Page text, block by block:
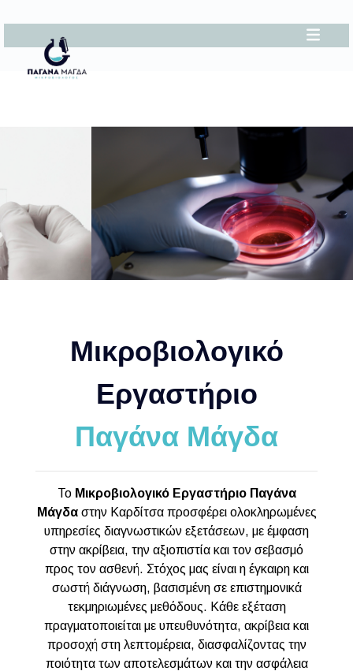
Μικροβιολογικό
Εργαστήριο
Παγάνα Μάγδα
Το Μικροβιολογικό Εργαστήριο Παγάνα
Μάγδαστην Καρδίτσα προσφέρει ολοκληρωμένες
υπηρεσίες διαγνωστικών εξετάσεων, με έμφαση
στην ακρίβεια, την αξιοπιστία και τον σεβασμό
προς τον ασθενή. Στόχος μας είναι η έγκαιρη και
σωστή διάγνωση, βασισμένη σε επιστημονικά
τεκμηριωμένες μεθόδους. Κάθε εξέταση
πραγματοποιείται με υπευθυνότητα, ακρίβεια και
προσοχή στη λεπτομέρεια, διασφαλίζοντας την
ποιότητα των αποτελεσμάτων και την ασφάλεια